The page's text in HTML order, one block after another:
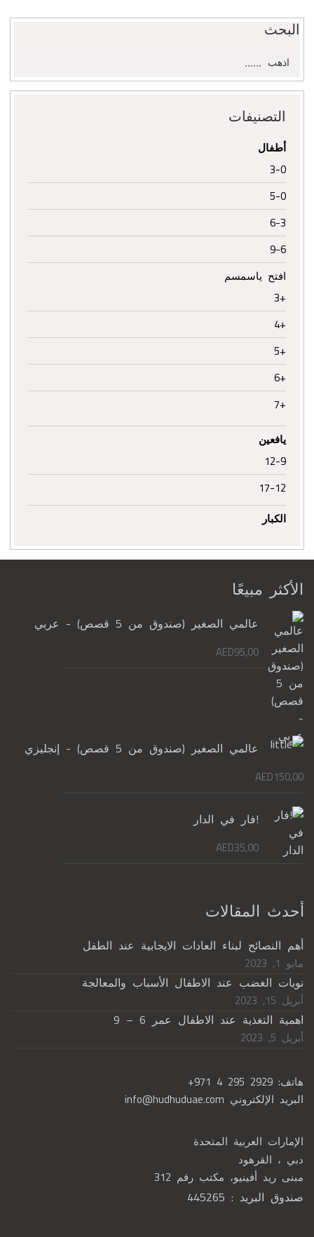
البحث
البحث
عن:
اذهب
التصنيفات
أطفال
3-0
5-0
6-3
9-6
افتح ياسمسم
+3
+4
+5
+6
+7
يافعين
12-9
17-12
الكبار
الأكثر مبيعًا
عالمي الصغير (صندوق من 5 قصص) - عربي
AED95,00
عالمي الصغير (صندوق من 5 قصص) - إنجليزي
AED150,00
!فار في الدار
AED35,00
أحدث المقالات
أهم النصائح لبناء العادات الايجابية عند الطفل
مايو 1, 2023
نوبات الغضب عند الاطفال الأسباب والمعالجة
أبريل 15, 2023
اهمية التغذية عند الاطفال عمر 6 – 9
أبريل 5, 2023
هاتف: +971 4 295 2929
البريد الإلكتروني info@hudhuduae.com
الإمارات العربية المتحدة
دبي ، القرهود
مبنى ريد أفينيو، مكتب رقم 312
صندوق البريد : 445265